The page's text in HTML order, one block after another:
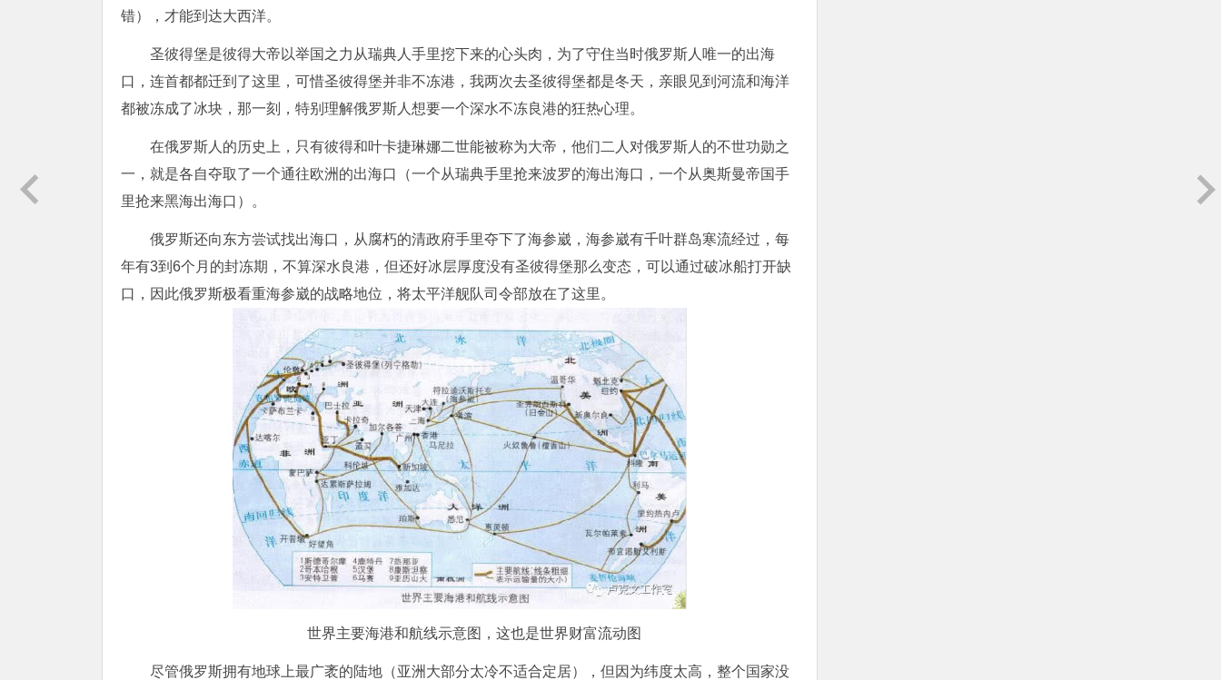
错），才能到达大西洋。
圣彼得堡是彼得大帝以举国之力从瑞典人手里挖下来的心头肉，为了守住当时俄罗斯人唯一的出海
口，连首都都迁到了这里，可惜圣彼得堡并非不冻港，我两次去圣彼得堡都是冬天，亲眼见到河流和海洋
都被冻成了冰块，那一刻，特别理解俄罗斯人想要一个深水不冻良港的狂热心理。
在俄罗斯人的历史上，只有彼得和叶卡捷琳娜二世能被称为大帝，他们二人对俄罗斯人的不世功勋之
一，就是各自夺取了一个通往欧洲的出海口（一个从瑞典手里抢来波罗的海出海口，一个从奥斯曼帝国手
里抢来黑海出海口）。
俄罗斯还向东方尝试找出海口，从腐朽的清政府手里夺下了海参崴，海参崴有千叶群岛寒流经过，每
年有3到6个月的封冻期，不算深水良港，但还好冰层厚度没有圣彼得堡那么变态，可以通过破冰船打开缺
口，因此俄罗斯极看重海参崴的战略地位，将太平洋舰队司令部放在了这里。
世界主要海港和航线示意图，这也是世界财富流动图
尽管俄罗斯拥有地球上最广袤的陆地（亚洲大部分太冷不适合定居），但因为纬度太高，整个国家没